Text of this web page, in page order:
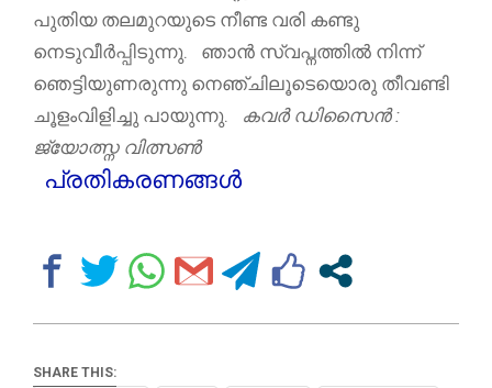
പുതിയ തലമുറയുടെ നീണ്ട വരി കണ്ടു
നെടുവീർപ്പിടുന്നു. ഞാൻ സ്വപ്നത്തിൽ നിന്ന്
ഞെട്ടിയുണരുന്നു നെഞ്ചിലൂടെയൊരു തീവണ്ടി
ചൂളംവിളിച്ചു പായുന്നു. കവർ ഡിസൈൻ :
ജ്യോത്സ്ന വിത്സൺ
പ്രതികരണങ്ങൾ
SHARE THIS: